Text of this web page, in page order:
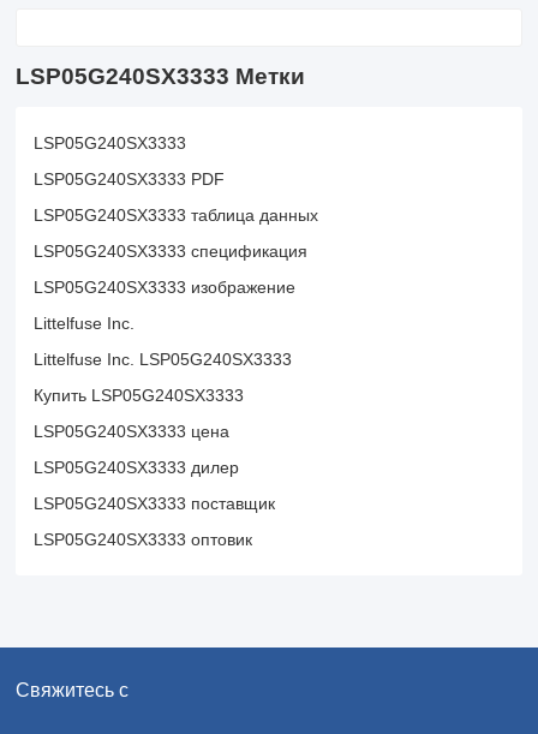
LSP05G240SX3333 Метки
LSP05G240SX3333
LSP05G240SX3333 PDF
LSP05G240SX3333 таблица данных
LSP05G240SX3333 спецификация
LSP05G240SX3333 изображение
Littelfuse Inc.
Littelfuse Inc. LSP05G240SX3333
Купить LSP05G240SX3333
LSP05G240SX3333 цена
LSP05G240SX3333 дилер
LSP05G240SX3333 поставщик
LSP05G240SX3333 оптовик
Свяжитесь с